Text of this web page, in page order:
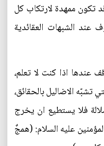
تكون ممهدة لارتكاب كل
عند الشبهات العقائدية
عندها اذا كنت لا تعلم،
تشبّه الاضاليل بالحقائق،
فلا يستطيع ان يخرج
عليه السلام: (همجٌ